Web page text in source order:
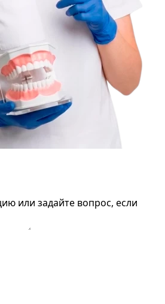
или задайте вопрос, если